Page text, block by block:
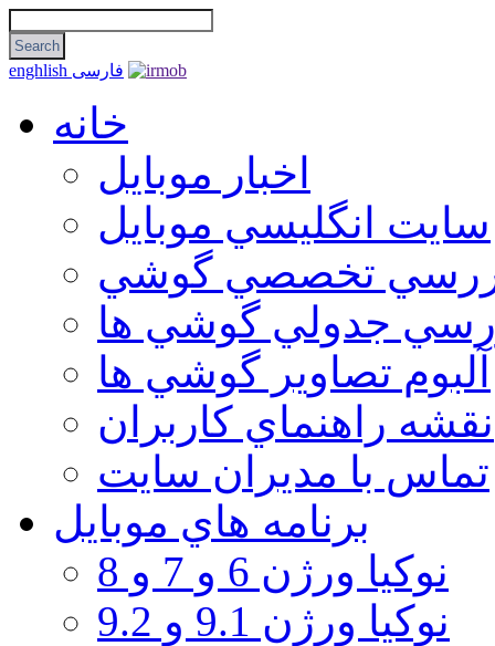
enghlish فارسی
خانه
اخبار موبایل
سايت انگليسي موبايل
تخصصي گوشي
جدولي گوشي ها
آلبوم تصاوير گوشي ها
نقشه راهنماي كاربران
تماس با مديران سايت
برنامه هاي موبايل
نوکیا ورژن 6 و 7 و 8
نوکیا ورژن 9.1 و 9.2